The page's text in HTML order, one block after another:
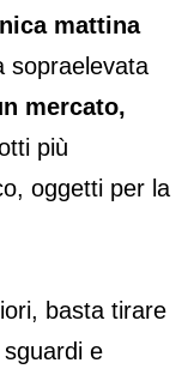
mattina
sopraelevata
mercato,
più
oggetti per la
basta tirare
e